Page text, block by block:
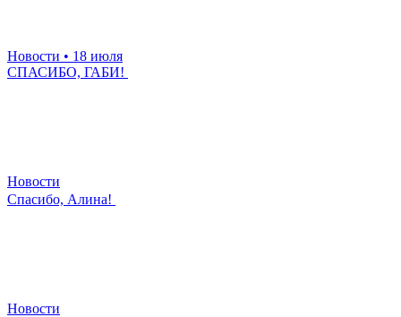
Новости • 18 июля
СПАСИБО, ГАБИ!
Новости
Спасибо, Алина!
Новости